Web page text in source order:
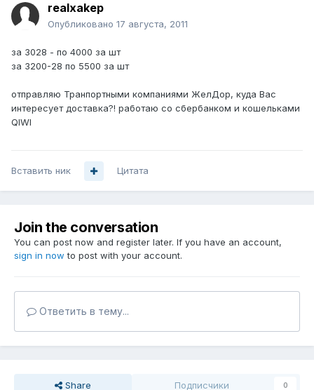
realxakep
Опубликовано 17 августа, 2011
за 3028 - по 4000 за шт
за 3200-28 по 5500 за шт
отправляю Транпортными компаниями ЖелДор, куда Вас
интересует доставка?! работаю со сбербанком и кошельками
QIWI
Вставить ник Цитата
Join the conversation
You can post now and register later. If you have an account,
sign in now to post with your account.
Ответить в тему...
Share Подписчики 0